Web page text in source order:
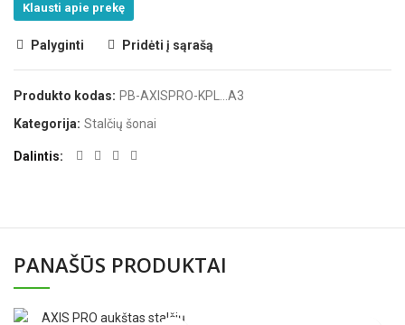
Klausti apie prekę
Palyginti Pridėti į sąrašą
Produkto kodas: PB-AXISPRO-KPL...A3
Kategorija: Stalčių šonai
Dalintis
PANAŠŪS PRODUKTAI